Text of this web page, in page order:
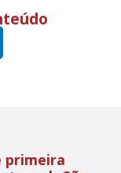
primeira